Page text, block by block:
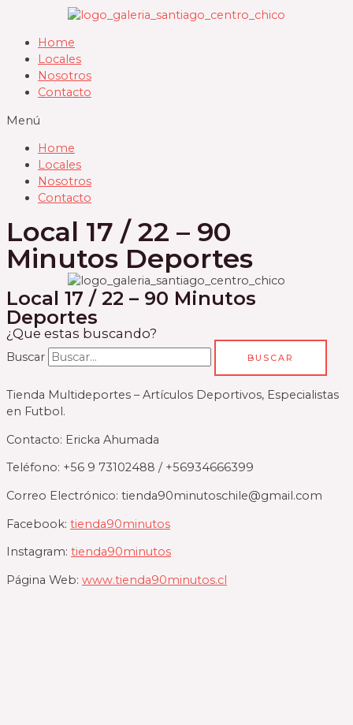
contenido
Home
Locales
Nosotros
Contacto
Menú
Home
Locales
Nosotros
Contacto
Local 17 / 22 – 90
Minutos Deportes
Local 17 / 22 – 90 Minutos
Deportes
¿Que estas buscando?
Buscar BUSCAR
Tienda Multideportes – Artículos Deportivos, Especialistas
en Futbol.
Contacto: Ericka Ahumada
Teléfono: +56 9 73102488 / +56934666399
Correo Electrónico: tienda90minutoschile@gmail.com
Facebook: tienda90minutos
Instagram: tienda90minutos
Página Web: www.tienda90minutos.cl